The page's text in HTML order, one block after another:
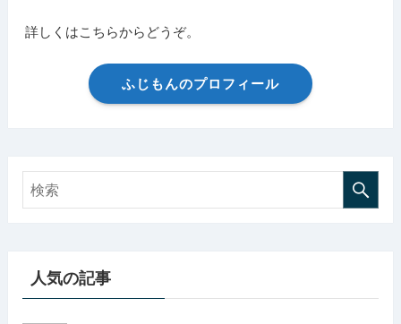
詳しくはこちらからどうぞ。
ふじもんのプロフィール
人気の記事